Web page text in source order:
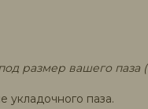
размер вашего паза
укладочного паза.